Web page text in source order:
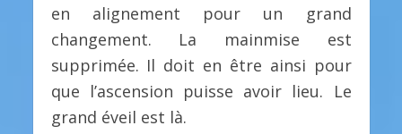
en alignement pour un grand
changement. La mainmise est
supprimée. Il doit en être ainsi pour
que l’ascension puisse avoir lieu. Le
grand éveil est là.